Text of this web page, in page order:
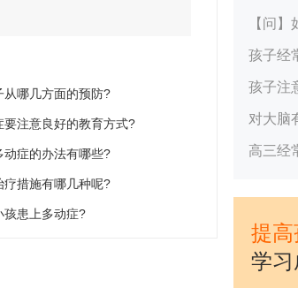
从哪几方面的预防?
要注意良好的教育方式?
动症的办法有哪些?
疗措施有哪几种呢?
孩患上多动症?
【问
孩子经
孩子注
对大脑
高三经
提高
学习